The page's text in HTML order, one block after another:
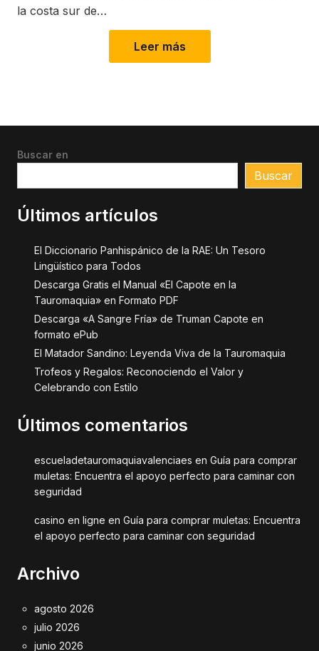
la costa sur de…
Leer más
Buscar en
Buscar
Últimos artículos
El Diccionario Panhispánico de la RAE: Un Tesoro
Lingüístico para Todos
Descarga Gratis el Manual «El Capote en la
Tauromaquia» en Formato PDF
Descarga «A Sangre Fría» de Truman Capote en
formato ePub
El Matador Sandino: Leyenda Viva de la Tauromaquia
Trofeos y Regalos: Reconociendo el Valor y
Celebrando con Estilo
Últimos comentarios
escueladetauromaquiavalenciaes en Guía para comprar
muletas: Encuentra el apoyo perfecto para caminar con
seguridad
casino en ligne en Guía para comprar muletas: Encuentra
el apoyo perfecto para caminar con seguridad
Archivo
agosto 2026
julio 2026
junio 2026